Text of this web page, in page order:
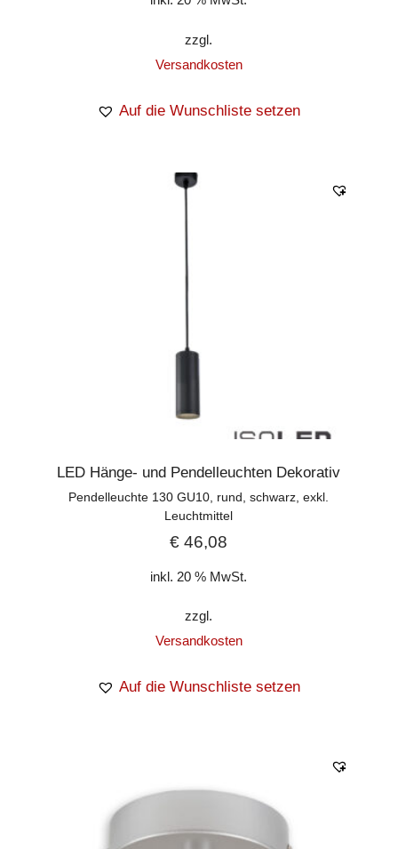
zzgl.
Versandkosten
Auf die Wunschliste setzen
LED Hänge- und Pendelleuchten Dekorativ
Pendelleuchte 130 GU10, rund, schwarz, exkl.
Leuchtmittel
€ 46,08
inkl. 20 % MwSt.
zzgl.
Versandkosten
Auf die Wunschliste setzen